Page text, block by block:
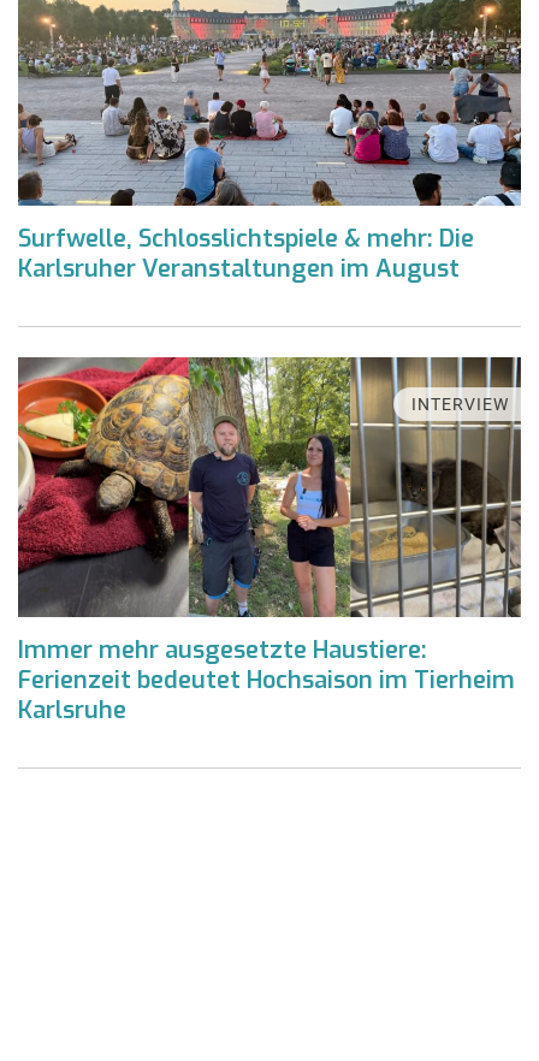
Surfwelle, Schlosslichtspiele & mehr: Die
Karlsruher Veranstaltungen im August
INTERVIEW
Immer mehr ausgesetzte Haustiere:
Ferienzeit bedeutet Hochsaison im Tierheim
Karlsruhe